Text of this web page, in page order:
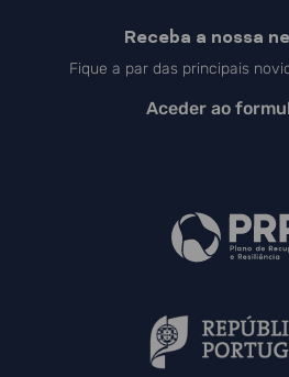
Receba a nossa
Fique a par das principais
Aceder ao